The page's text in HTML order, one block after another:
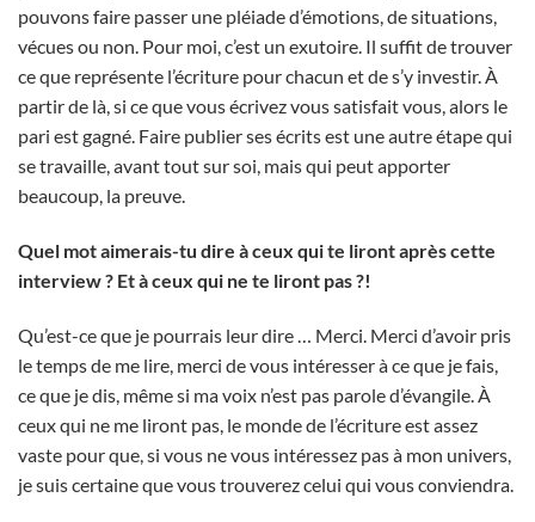
pouvons faire passer une pléiade d’émotions, de situations,
vécues ou non. Pour moi, c’est un exutoire. Il suffit de trouver
ce que représente l’écriture pour chacun et de s’y investir. À
partir de là, si ce que vous écrivez vous satisfait vous, alors le
pari est gagné. Faire publier ses écrits est une autre étape qui
se travaille, avant tout sur soi, mais qui peut apporter
beaucoup, la preuve.
Quel mot aimerais-tu dire à ceux qui te liront après cette
interview ? Et à ceux qui ne te liront pas ?!
Qu’est-ce que je pourrais leur dire … Merci. Merci d’avoir pris
le temps de me lire, merci de vous intéresser à ce que je fais,
ce que je dis, même si ma voix n’est pas parole d’évangile. À
ceux qui ne me liront pas, le monde de l’écriture est assez
vaste pour que, si vous ne vous intéressez pas à mon univers,
je suis certaine que vous trouverez celui qui vous conviendra.